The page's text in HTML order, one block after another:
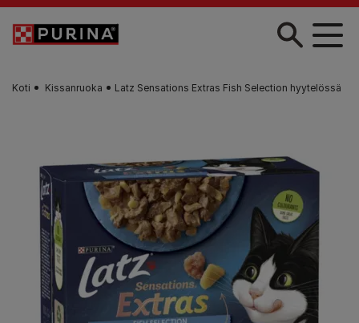
Skip to main content
Koti Kissanruoka Latz Sensations Extras Fish Selection hyytelössä